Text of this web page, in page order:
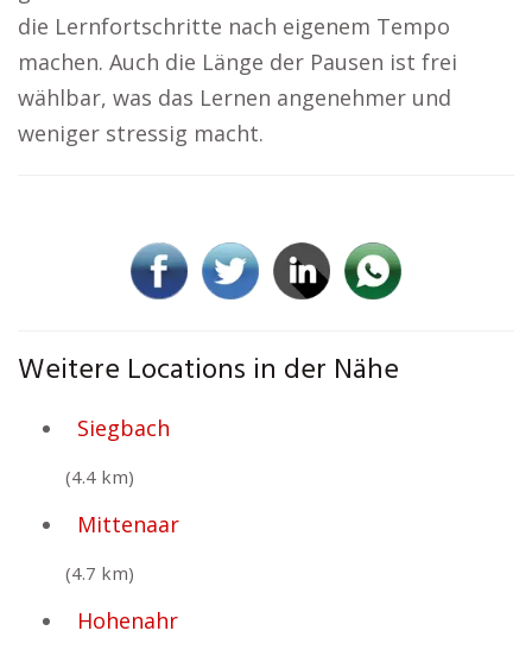
die Lernfortschritte nach eigenem Tempo
machen. Auch die Länge der Pausen ist frei
wählbar, was das Lernen angenehmer und
weniger stressig macht.
Weitere Locations in der Nähe
Siegbach
(4.4 km)
Mittenaar
(4.7 km)
Hohenahr